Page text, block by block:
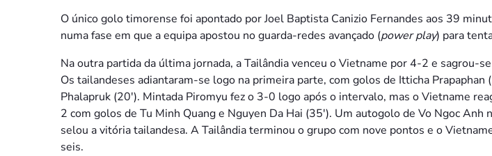
O único golo timorense foi apontado por Joel Baptista Canizio Fernandes aos 39
numa fase em que a equipa apostou no guarda-redes avançado (power play) para
Na outra partida da última jornada, a Tailândia venceu o Vietname por 4-2 e sagrou-
Os tailandeses adiantaram-se logo na primeira parte, com golos de Itticha Prapaphan
Phalapruk (20′). Mintada Piromyu fez o 3-0 logo após o intervalo, mas o Vietname
2 com golos de Tu Minh Quang e Nguyen Da Hai (35′). Um autogolo de Vo Ngoc Anh
selou a vitória tailandesa. A Tailândia terminou o grupo com nove pontos e o
seis.